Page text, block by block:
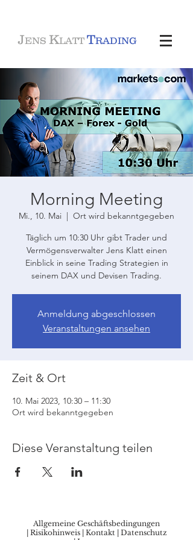
JENS KLATT TRADING
Morning Meeting
Mi., 10. Mai
  |
Ort wird bekanntgegeben
Täglich um 10:30 Uhr gibt Trader und
Vermögensverwalter Jens Klatt einen
Einblick in seine Trading Strategien in
seinem DAX und Devisen Trading.
Anmeldung abgeschlossen
Veranstaltungen ansehen
Zeit & Ort
10. Mai 2023, 10:30 – 11:30
Ort wird bekanntgegeben
Diese Veranstaltung teilen
Allgemeine Geschäftsbedingungen
| Risikohinweis| Kontakt | Datenschutz